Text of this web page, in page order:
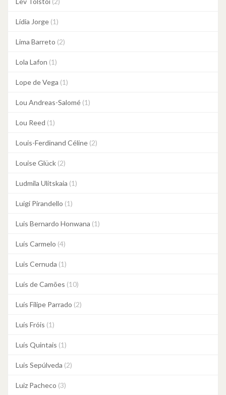
Lídia Jorge (1)
Lima Barreto (2)
Lola Lafon (1)
Lope de Vega (1)
Lou Andreas-Salomé (1)
Lou Reed (1)
Louis-Ferdinand Céline (2)
Louise Glück (2)
Ludmila Ulitskaia (1)
Luigi Pirandello (1)
Luis Bernardo Honwana (1)
Luís Carmelo (4)
Luis Cernuda (1)
Luís de Camões (10)
Luís Filipe Parrado (2)
Luís Fróis (1)
Luís Quintais (1)
Luis Sepúlveda (2)
Luiz Pacheco (3)